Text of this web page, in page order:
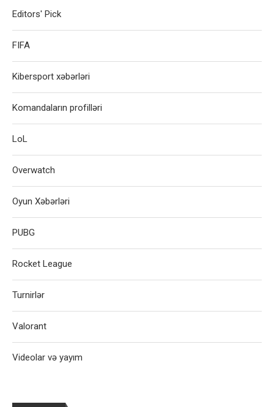
Editors' Pick
FIFA
Kibersport xəbərləri
Komandaların profilləri
LoL
Overwatch
Oyun Xəbərləri
PUBG
Rocket League
Turnirlər
Valorant
Videolar və yayım